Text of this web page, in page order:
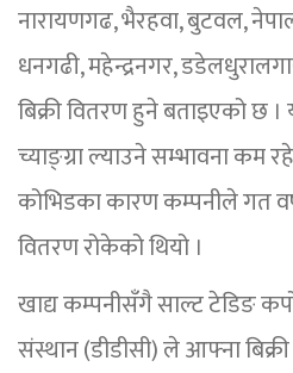
नारायणगढ, भैरहवा, बुटवल,
धनगढी, महेन्द्रनगर,
बिक्री वितरण हुने बताइएको छ
च्याङ्ग्रा ल्याउने सम्भावना कम
कोभिडका कारण कम्पनीले गत
वितरण रोकेको थियो ।
खाद्य कम्पनीसँगै साल्ट टेडिङ
संस्थान (डीडीसी) ले आफ्ना